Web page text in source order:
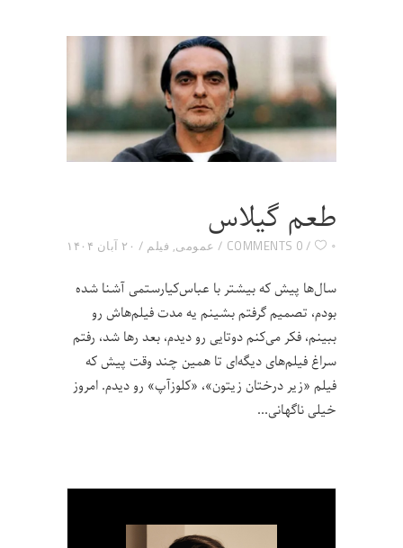
طعم گیلاس
۲۰ آبان ۱۴۰۴ عمومی, فیلم 0 COMMENTS ۰
سال‌ها پیش که بیشتر با عباس‌کیارستمی آشنا شده
بودم، تصمیم گرفتم بشینم یه مدت فیلم‌هاش رو
ببینم، فکر می‌کنم دوتایی رو دیدم، بعد رها شد، رفتم
سراغ فیلم‌های دیگه‌ای تا همین چند وقت پیش که
فیلم «زیر درختان زیتون»، «کلوزآپ» رو دیدم. امروز
خیلی ناگهانی